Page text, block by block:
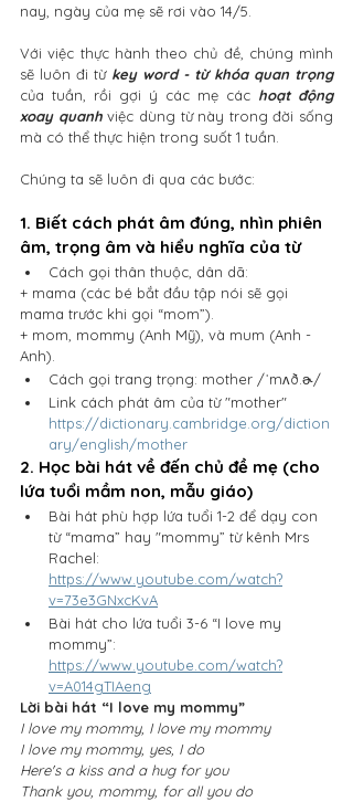
nay, ngày của mẹ sẽ rơi vào 14/5.
Với việc thực hành theo chủ đề, chúng mình
sẽ luôn đi từ key word - từ khóa quan trọng
của tuần, rồi gợi ý các mẹ các hoạt động
xoay quanh việc dùng từ này trong đời sống
mà có thể thực hiện trong suốt 1 tuần.
Chúng ta sẽ luôn đi qua các bước:
1. Biết cách phát âm đúng, nhìn phiên
âm, trọng âm và hiểu nghĩa của từ
Cách gọi thân thuộc, dân dã:
+ mama (các bé bắt đầu tập nói sẽ gọi
mama trước khi gọi “mom”).
+ mom, mommy (Anh Mỹ), và mum (Anh -
Anh).
Cách gọi trang trọng: mother /ˈmʌð.ɚ/
Link cách phát âm của từ "mother"
https://dictionary.cambridge.org/diction
ary/english/mother
2. Học bài hát về đến chủ đề mẹ (cho
lứa tuổi mầm non, mẫu giáo)
Bài hát phù hợp lứa tuổi 1-2 để dạy con
từ “mama” hay "mommy” từ kênh Mrs
Rachel:
https://www.youtube.com/watch?
v=73e3GNxcKvA
Bài hát cho lứa tuổi 3-6 “I love my
mommy”:
https://www.youtube.com/watch?
v=A014gTIAeng
Lời bài hát “I love my mommy”
I love my mommy, I love my mommy
I love my mommy, yes, I do
Here's a kiss and a hug for you
Thank you, mommy, for all you do